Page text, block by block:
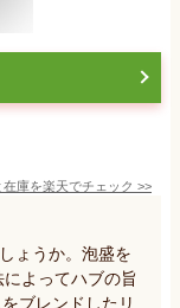
在庫を楽天でチェック >>
ょうか。泡盛を
よってハブの旨
ブレンドしたリ